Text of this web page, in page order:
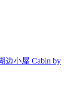
边小屋 Cabin by